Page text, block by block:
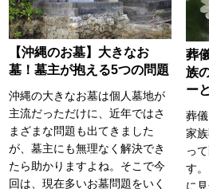
【沖縄のお墓】大きなお
墓！墓主が抱える5つの問題
沖縄の大きなお墓は個人墓地が
主流だっただけに、近年ではさ
まざまな問題も出てきました
が、墓主にも無理なく解決でき
たら助かりますよね。そこで今
回は、現在多いお墓問題をいく
葬
族
ー
葬
家
っ
す
に